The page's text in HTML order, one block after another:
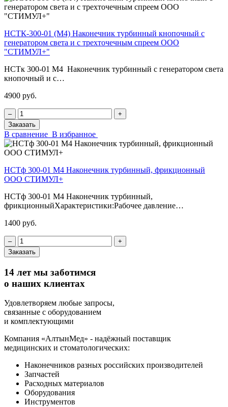
НСТК-300-01 (М4) Наконечник турбинный кнопочный с
генератором света и с трехточечным спреем ООО
"СТИМУЛ+"
НСТк 300-01 М4 Наконечник турбинный с генератором света
кнопочный и с…
4900 руб.
‒
+
Заказать
В сравнение В избранное
НСТф 300-01 М4 Наконечник турбинный, фрикционный
ООО СТИМУЛ+
НСТф 300-01 М4 Наконечник турбинный,
фрикционныйХарактеристики:Рабочее давление…
1400 руб.
‒
+
Заказать
14 лет мы заботимся
о наших клиентах
Удовлетворяем любые запросы,
связанные с оборудованием
и комплектующими
Компания «АлтынМед» - надёжный поставщик
медицинских и стоматологических:
Наконечников разных российских производителей
Запчастей
Расходных материалов
Оборудования
Инструментов